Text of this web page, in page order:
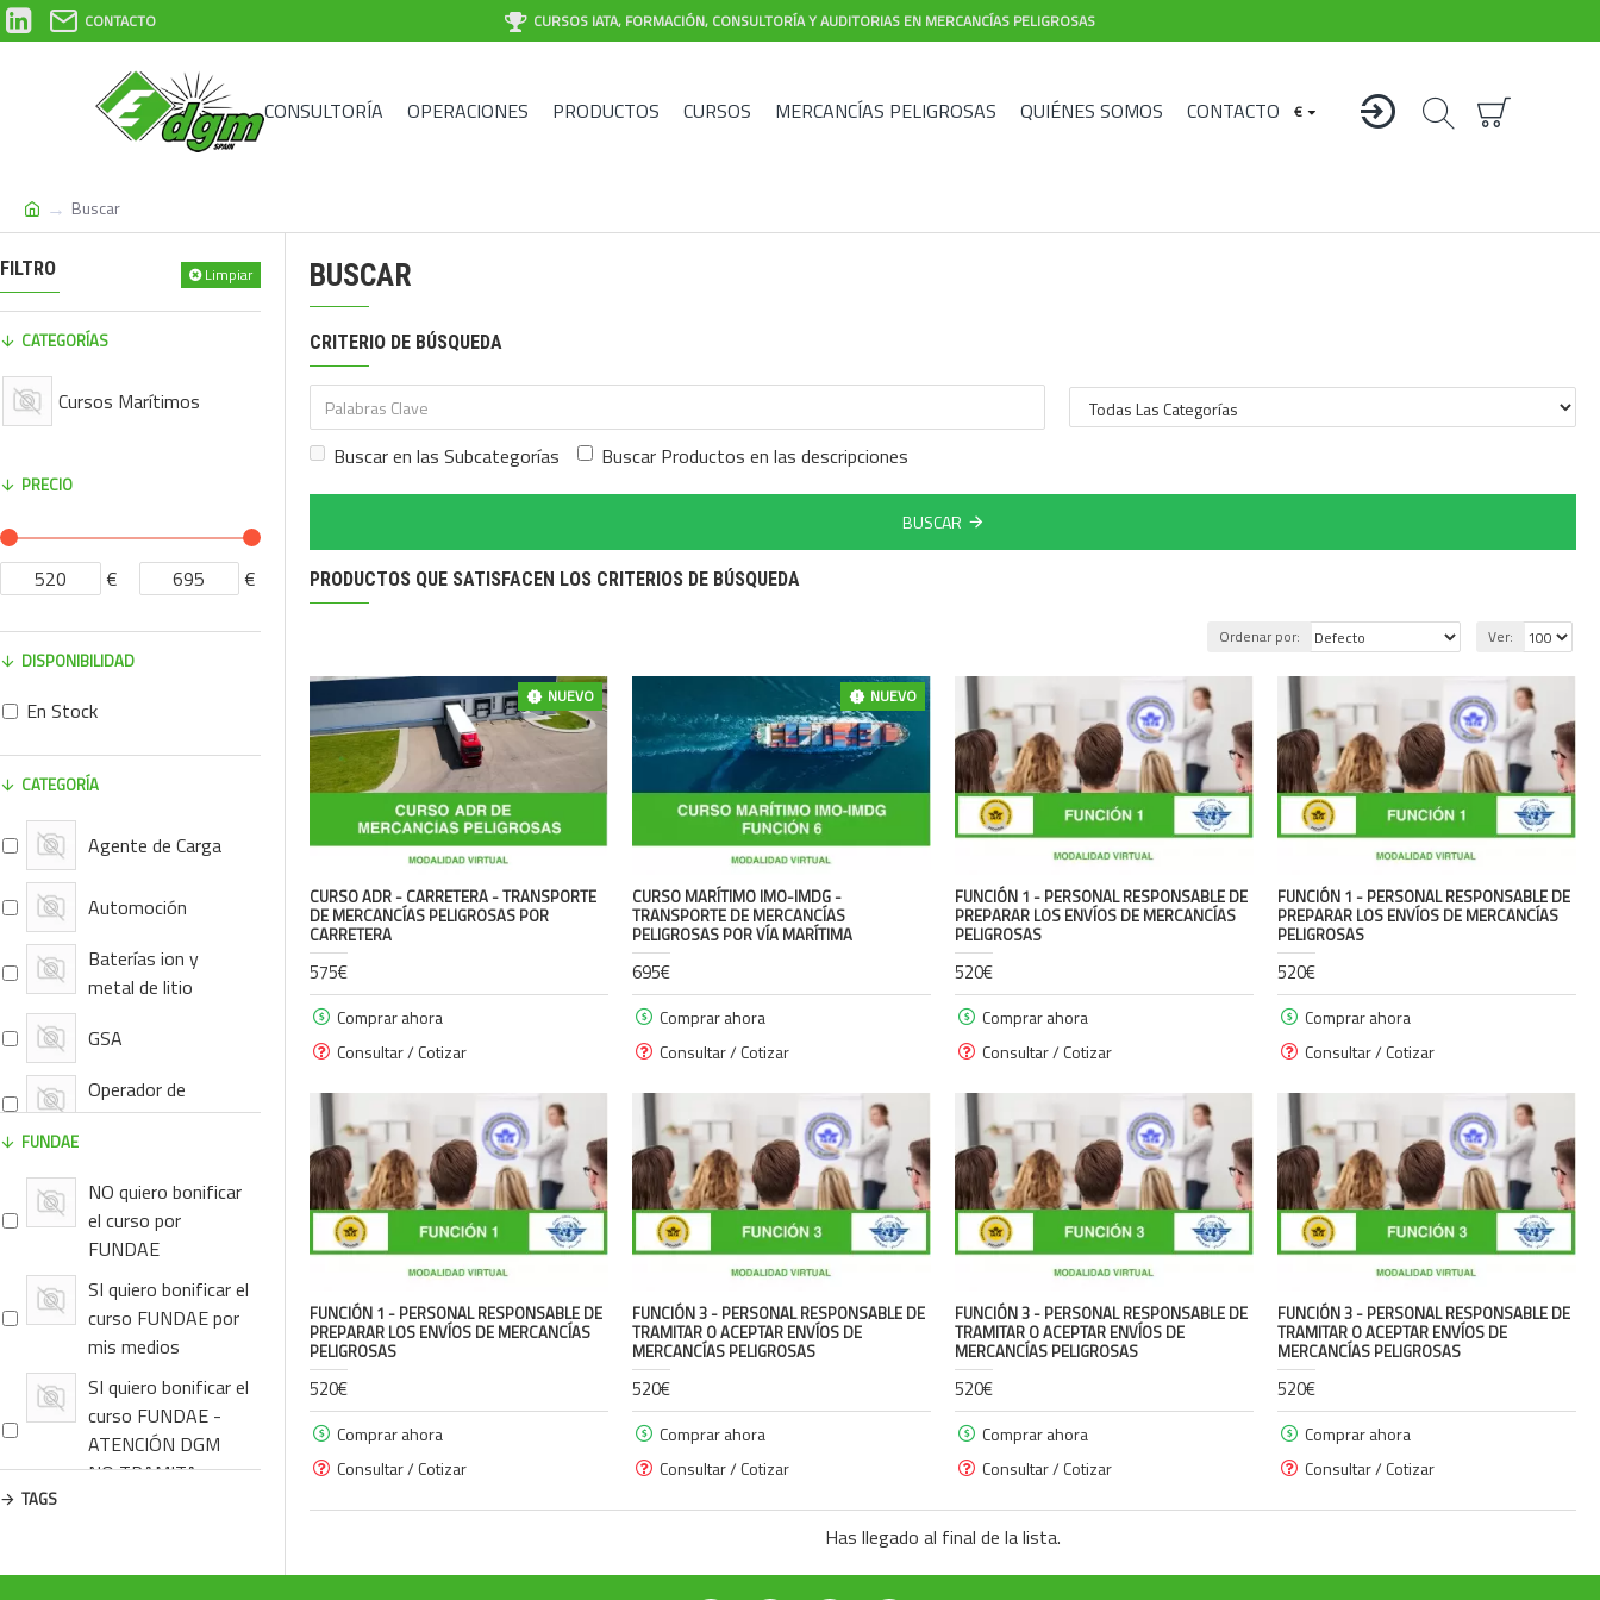
CONTACTO CURSOS IATA, FORMACIÓN, CONSULTORÍA Y AUDITORIAS EN MERCANCÍAS PELIGROSAS
CONSULTORÍA OPERACIONES PRODUCTOS CURSOS MERCANCÍAS PELIGROSAS QUIÉNES SOMOS CONTACTO €
Buscar
FILTRO Limpiar
PRECIO
€ €
CATEGORÍAS
Cursos Marítimos
CATEGORÍA
Agente de Carga
Automoción
Baterías ion y
metal de litio
GSA
Operador de
Handling
Equipos y
maquinaria c/
MMPP
ID8000
Material Biológico
Químicos,
sustancias y
FUNDAE
NO quiero bonificar
el curso por
FUNDAE
SI quiero bonificar el
curso FUNDAE por
mis medios
SI quiero bonificar el
curso FUNDAE -
ATENCIÓN DGM
NO TRAMITA
TAGS
DISPONIBILIDAD
En Stock
BUSCAR
CRITERIO DE BÚSQUEDA
Buscar en las Subcategorías Buscar Productos en las descripciones
BUSCAR
PRODUCTOS QUE SATISFACEN LOS CRITERIOS DE BÚSQUEDA
Ordenar por: Ver:
NUEVO
CURSO ADR - CARRETERA - TRANSPORTE
DE MERCANCÍAS PELIGROSAS POR
CARRETERA
575€
Comprar ahora
Consultar / Cotizar
NUEVO
CURSO MARÍTIMO IMO-IMDG -
TRANSPORTE DE MERCANCÍAS
PELIGROSAS POR VÍA MARÍTIMA
695€
Comprar ahora
Consultar / Cotizar
FUNCIÓN 1 - PERSONAL RESPONSABLE DE
PREPARAR LOS ENVÍOS DE MERCANCÍAS
PELIGROSAS
520€
Comprar ahora
Consultar / Cotizar
FUNCIÓN 1 - PERSONAL RESPONSABLE DE
PREPARAR LOS ENVÍOS DE MERCANCÍAS
PELIGROSAS
520€
Comprar ahora
Consultar / Cotizar
FUNCIÓN 1 - PERSONAL RESPONSABLE DE
PREPARAR LOS ENVÍOS DE MERCANCÍAS
PELIGROSAS
520€
Comprar ahora
Consultar / Cotizar
FUNCIÓN 3 - PERSONAL RESPONSABLE DE
TRAMITAR O ACEPTAR ENVÍOS DE
MERCANCÍAS PELIGROSAS
520€
Comprar ahora
Consultar / Cotizar
FUNCIÓN 3 - PERSONAL RESPONSABLE DE
TRAMITAR O ACEPTAR ENVÍOS DE
MERCANCÍAS PELIGROSAS
520€
Comprar ahora
Consultar / Cotizar
FUNCIÓN 3 - PERSONAL RESPONSABLE DE
TRAMITAR O ACEPTAR ENVÍOS DE
MERCANCÍAS PELIGROSAS
520€
Comprar ahora
Consultar / Cotizar
Has llegado al final de la lista.